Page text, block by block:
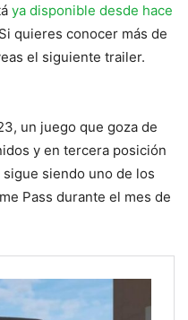
ya disponible desde hace
quieres conocer más de
el siguiente trailer.
un juego que goza de
y en tercera posición
siendo uno de los
Pass durante el mes de